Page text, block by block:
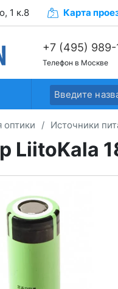
1 к.8 Карта
+7 (495) 989-
+7 (499) 268-
+7 (499) 268-
Телефон в Москве
оптики / Источники
LiitoKala